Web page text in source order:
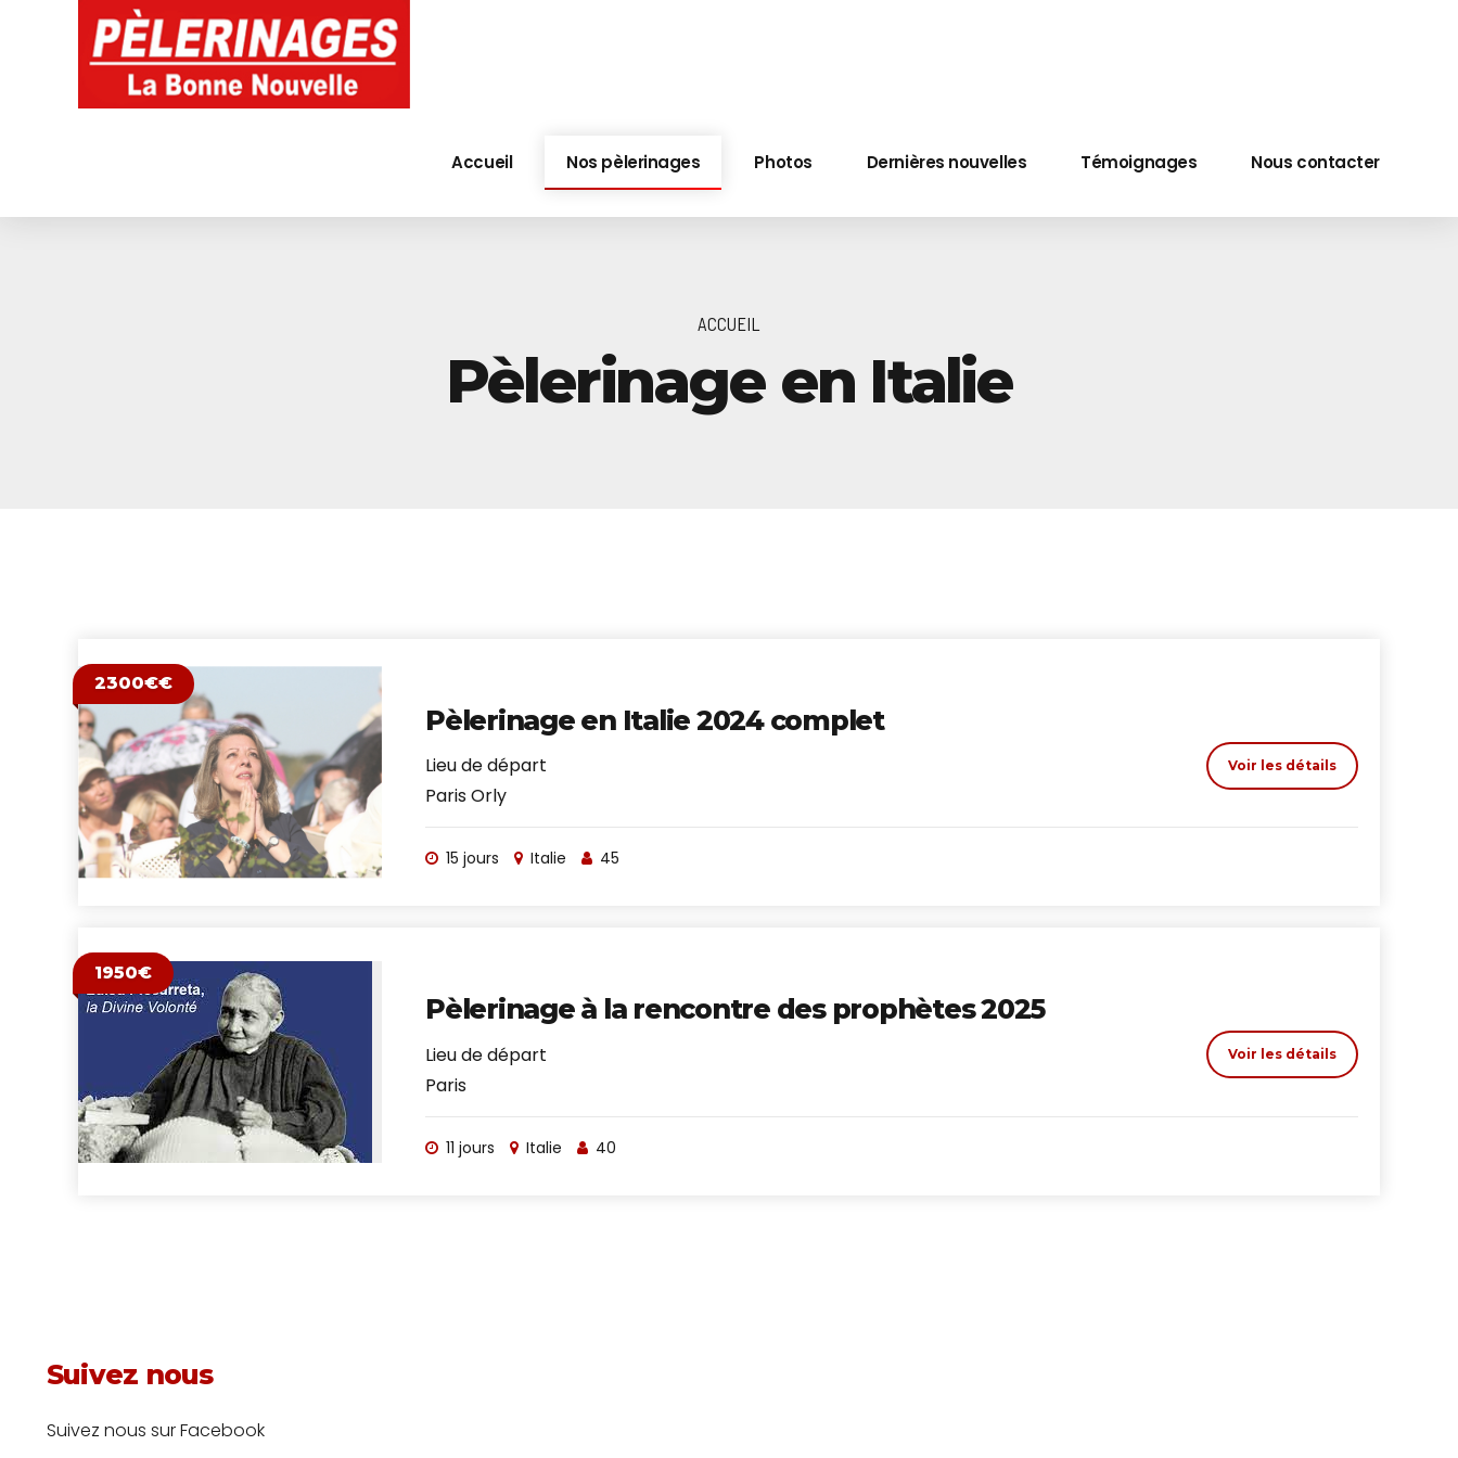
Accueil Nos pèlerinages Photos Dernières nouvelles Témoignages Nous contacter
ACCUEIL
Pèlerinage en Italie
2300€€
Pèlerinage en Italie 2024 complet
Lieu de départ
Paris Orly
Voir les détails
15 jours Italie 45
1950€
Pèlerinage à la rencontre des prophètes 2025
Lieu de départ
Paris
Voir les détails
11 jours Italie 40
Suivez nous
Suivez nous sur Facebook